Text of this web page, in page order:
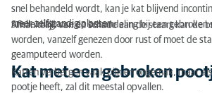
snel behandeld wordt, kan je kat blijvend
meer zelfstandig plassen.
Snelle diagnose en behandeling bij een gebroken
Afhankelijk van de schade aan de staart kan de
worden, vanzelf genezen door rust of moet de
geamputeerd worden.
Kat met een gebroken
Katten verbergen vaak pijn en ongemak, maar
pootje heeft, zal dit meestal opvallen.